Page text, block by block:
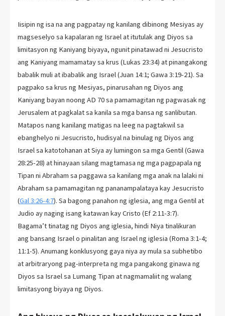
Iisipin ng isa na ang pagpatay ng kanilang dibinong Mesiyas ay
magseselyo sa kapalaran ng Israel at itutulak ang Diyos sa
limitasyon ng Kaniyang biyaya, ngunit pinatawad ni Jesucristo
ang Kaniyang mamamatay sa krus (Lukas 23:34) at pinangakong
babalik muli at ibabalik ang Israel (Juan 14:1; Gawa 3:19-21). Sa
pagpako sa krus ng Mesiyas, pinarusahan ng Diyos ang
Kaniyang bayan noong AD 70 sa pamamagitan ng pagwasak ng
Jerusalem at pagkalat sa kanila sa mga bansa ng sanlibutan.
Matapos nang kanilang matigas na leeg na pagtakwil sa
ebanghelyo ni Jesucristo, hudisyal na binulag ng Diyos ang
Israel sa katotohanan at Siya ay lumingon sa mga Gentil (Gawa
28:25-28) at hinayaan silang magtamasa ng mga pagpapala ng
Tipan ni Abraham sa paggawa sa kanilang mga anak na lalaki ni
Abraham sa pamamagitan ng pananampalataya kay Jesucristo
(Gal 3:26-4:7). Sa bagong panahon ng iglesia, ang mga Gentil at
Judio ay naging isang katawan kay Cristo (Ef 2:11-3:7).
Bagama’t tinatag ng Diyos ang iglesia, hindi Niya tinalikuran
ang bansang Israel o pinalitan ang Israel ng iglesia (Roma 3:1-4;
11:1-5). Anumang konklusyong gaya niya ay mula sa subhetibo
at arbitraryong pag-interpreta ng mga pangakong ginawa ng
Diyos sa Israel sa Lumang Tipan at nagmamaliit ng walang
limitasyong biyaya ng Diyos.